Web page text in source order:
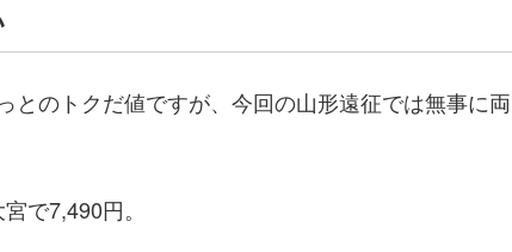
のトクだ値ですが、今回の山形遠征では無事に両
で7,490円。